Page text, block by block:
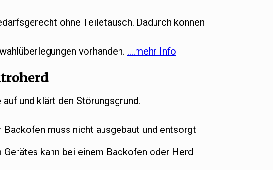
ohne Teiletausch. Dadurch können
vorhanden. ….mehr Info
und klärt den Störungsgrund.
muss nicht ausgebaut und entsorgt
kann bei einem Backofen oder Herd